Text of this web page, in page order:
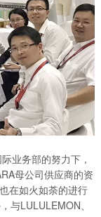
业务部的努力下，
母公司供应商的资
在如火如荼的进行
与LULULEMON、